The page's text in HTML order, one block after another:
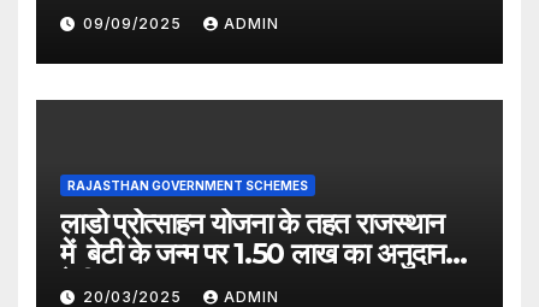
09/09/2025 ADMIN
RAJASTHAN GOVERNMENT SCHEMES
लाडो प्रोत्साहन योजना के तहत राजस्थान
में बेटी के जन्म पर 1.50 लाख का अनुदान
देगी सरकार
20/03/2025 ADMIN